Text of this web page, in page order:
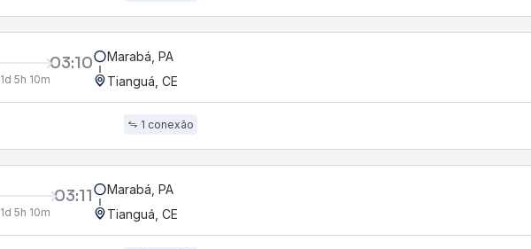
03:10
1d 5h 10m
Marabá, PA
Tianguá, CE
1 conexão
03:11
1d 5h 10m
Marabá, PA
Tianguá, CE